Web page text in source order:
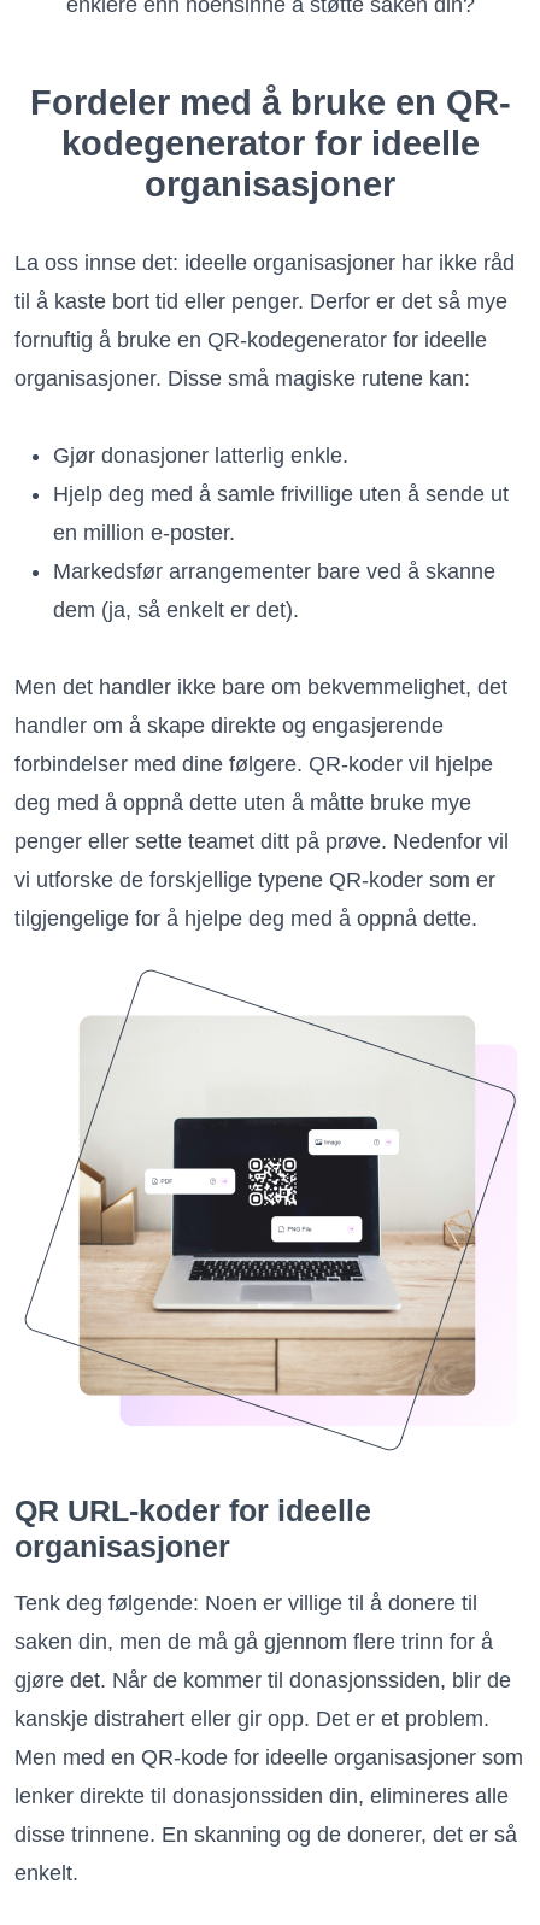
enklere enn noensinne å støtte saken din?
Fordeler med å bruke en QR-
kodegenerator for ideelle
organisasjoner
La oss innse det: ideelle organisasjoner har ikke råd
til å kaste bort tid eller penger. Derfor er det så mye
fornuftig å bruke en QR-kodegenerator for ideelle
organisasjoner. Disse små magiske rutene kan:
Gjør donasjoner latterlig enkle.
Hjelp deg med å samle frivillige uten å sende ut
en million e-poster.
Markedsfør arrangementer bare ved å skanne
dem (ja, så enkelt er det).
Men det handler ikke bare om bekvemmelighet, det
handler om å skape direkte og engasjerende
forbindelser med dine følgere. QR-koder vil hjelpe
deg med å oppnå dette uten å måtte bruke mye
penger eller sette teamet ditt på prøve. Nedenfor vil
vi utforske de forskjellige typene QR-koder som er
tilgjengelige for å hjelpe deg med å oppnå dette.
QR URL-koder for ideelle
organisasjoner
Tenk deg følgende: Noen er villige til å donere til
saken din, men de må gå gjennom flere trinn for å
gjøre det. Når de kommer til donasjonssiden, blir de
kanskje distrahert eller gir opp. Det er et problem.
Men med en QR-kode for ideelle organisasjoner som
lenker direkte til donasjonssiden din, elimineres alle
disse trinnene. En skanning og de donerer, det er så
enkelt.